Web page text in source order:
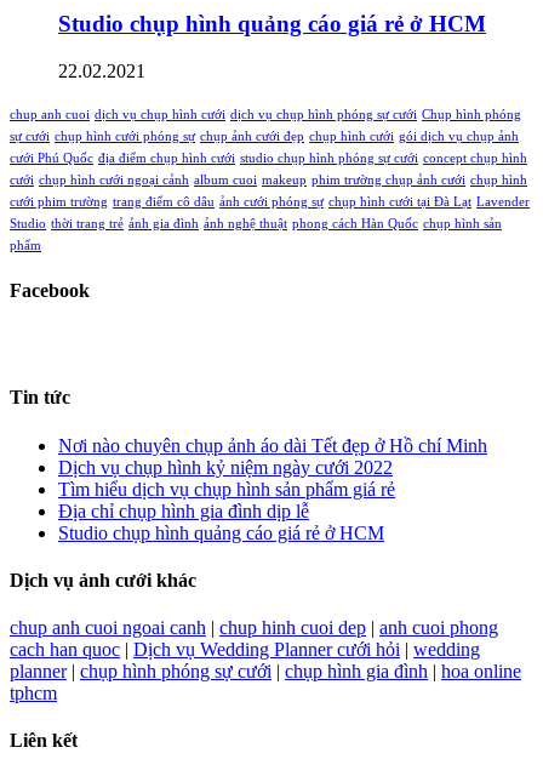
Studio chụp hình quảng cáo giá rẻ ở HCM
22.02.2021
chup anh cuoi dịch vụ chụp hình cưới dịch vụ chụp hình phóng sự cưới Chụp hình phóng
sự cưới chụp hình cưới phóng sự chụp ảnh cưới đẹp chụp hình cưới gói dịch vụ chụp ảnh
cưới Phú Quốc địa điểm chụp hình cưới studio chụp hình phóng sự cưới concept chụp hình
cưới chụp hình cưới ngoại cảnh album cuoi makeup phim trường chụp ảnh cưới chụp hình
cưới phim trường trang điểm cô dâu ảnh cưới phóng sự chụp hình cưới tại Đà Lạt Lavender
Studio thời trang trẻ ảnh gia đình ảnh nghệ thuật phong cách Hàn Quốc chụp hình sản
phẩm
Facebook
Tin tức
Nơi nào chuyên chụp ảnh áo dài Tết đẹp ở Hồ chí Minh
Dịch vụ chụp hình kỷ niệm ngày cưới 2022
Tìm hiểu dịch vụ chụp hình sản phẩm giá rẻ
Địa chỉ chụp hình gia đình dịp lễ
Studio chụp hình quảng cáo giá rẻ ở HCM
Dịch vụ ảnh cưới khác
chup anh cuoi ngoai canh | chup hinh cuoi dep | anh cuoi phong
cach han quoc | Dịch vụ Wedding Planner cưới hỏi | wedding
planner| chụp hình phóng sự cưới | chụp hình gia đình | hoa online
tphcm
Liên kết